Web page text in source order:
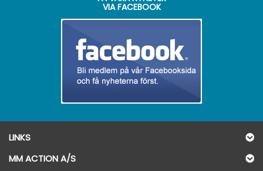
VIA FACEBOOK
LINKS
MM ACTION A/S